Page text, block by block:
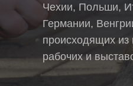
Чехии, Польши,
Германии,
происходящих
рабочих и